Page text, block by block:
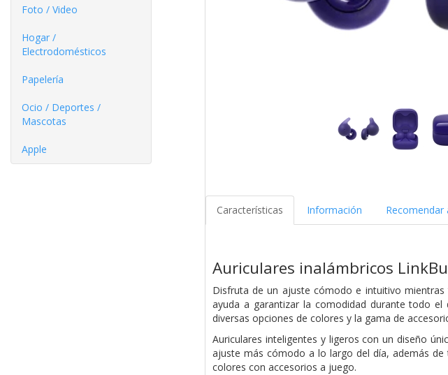
Foto / Video
Hogar /
Electrodomésticos
Papelería
Ocio / Deportes /
Mascotas
Apple
Características Información Recomendar
Auriculares inalámbricos
Disfruta de un ajuste cómodo e intuitivo
ayuda a garantizar la comodidad durante todo
diversas opciones de colores y la gama de
Auriculares inteligentes y ligeros con un diseño
ajuste más cómodo a lo largo del día, además
colores con accesorios a juego.